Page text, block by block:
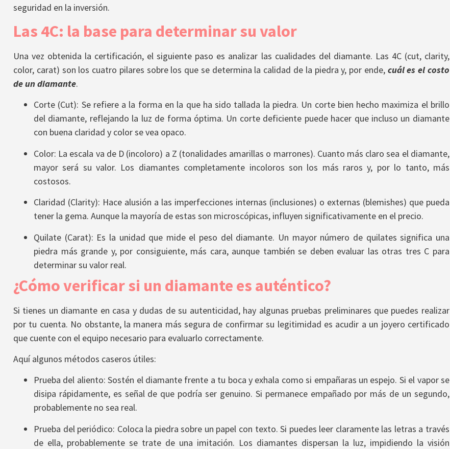
seguridad en la inversión.
Las 4C: la base para determinar su valor
Una vez obtenida la certificación, el siguiente paso es analizar las cualidades del diamante. Las 4C (cut, clarity,
color, carat) son los cuatro pilares sobre los que se determina la calidad de la piedra y, por ende,cuál es el costo
de un diamante.
Corte (Cut): Se refiere a la forma en la que ha sido tallada la piedra. Un corte bien hecho maximiza el brillo
del diamante, reflejando la luz de forma óptima. Un corte deficiente puede hacer que incluso un diamante
con buena claridad y color se vea opaco.
Color: La escala va de D (incoloro) a Z (tonalidades amarillas o marrones). Cuanto más claro sea el diamante,
mayor será su valor. Los diamantes completamente incoloros son los más raros y, por lo tanto, más
costosos.
Claridad (Clarity): Hace alusión a las imperfecciones internas (inclusiones) o externas (blemishes) que pueda
tener la gema. Aunque la mayoría de estas son microscópicas, influyen significativamente en el precio.
Quilate (Carat): Es la unidad que mide el peso del diamante. Un mayor número de quilates significa una
piedra más grande y, por consiguiente, más cara, aunque también se deben evaluar las otras tres C para
determinar su valor real.
¿Cómo verificar si un diamante es auténtico?
Si tienes un diamante en casa y dudas de su autenticidad, hay algunas pruebas preliminares que puedes realizar
por tu cuenta. No obstante, la manera más segura de confirmar su legitimidad es acudir a un joyero certificado
que cuente con el equipo necesario para evaluarlo correctamente.
Aquí algunos métodos caseros útiles:
Prueba del aliento: Sostén el diamante frente a tu boca y exhala como si empañaras un espejo. Si el vapor se
disipa rápidamente, es señal de que podría ser genuino. Si permanece empañado por más de un segundo,
probablemente no sea real.
Prueba del periódico: Coloca la piedra sobre un papel con texto. Si puedes leer claramente las letras a través
de ella, probablemente se trate de una imitación. Los diamantes dispersan la luz, impidiendo la visión